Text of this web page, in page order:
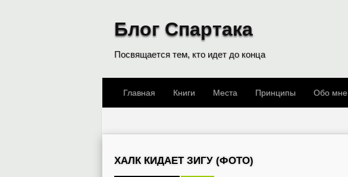
Блог Спартака
Посвящается тем, кто идет до конца
Главная Книги Места Принципы Обо мне
ХАЛК КИДАЕТ ЗИГУ (ФОТО)